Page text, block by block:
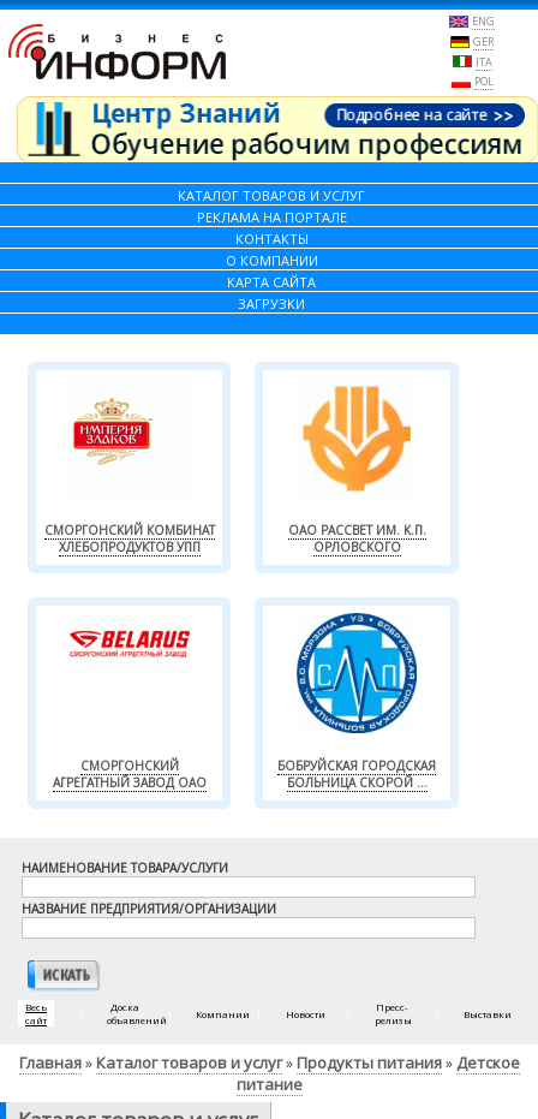
ENG
GER
ITA
POL
КАТАЛОГ ТОВАРОВ И УСЛУГ
РЕКЛАМА НА ПОРТАЛЕ
КОНТАКТЫ
О КОМПАНИИ
КАРТА САЙТА
ЗАГРУЗКИ
СМОРГОНСКИЙ КОМБИНАТ
ХЛЕБОПРОДУКТОВ УПП
ОАО РАССВЕТ ИМ. К.П.
ОРЛОВСКОГО
СМОРГОНСКИЙ
АГРЕГАТНЫЙ ЗАВОД ОАО
БОБРУЙСКАЯ ГОРОДСКАЯ
БОЛЬНИЦА СКОРОЙ ...
НАИМЕНОВАНИЕ ТОВАРА/УСЛУГИ
НАЗВАНИЕ ПРЕДПРИЯТИЯ/ОРГАНИЗАЦИИ
Весь
сайт
Доска
объявлений
Компании Новости
Пресс-
релизы
Выставки
Главная» Каталог товаров и услуг» Продукты питания» Детское
питание